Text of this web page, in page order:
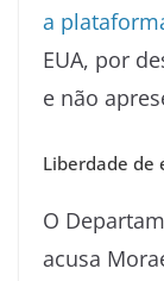
a
EUA, por
e não
Liberdade de
O
acusa